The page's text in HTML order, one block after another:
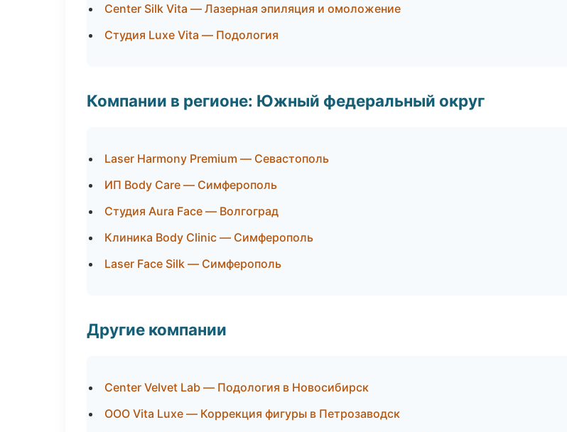
Center Silk Vita — Лазерная эпиляция и омоложение
Студия Luxe Vita — Подология
Компании в регионе: Южный федеральный округ
Laser Harmony Premium — Севастополь
ИП Body Care — Симферополь
Студия Aura Face — Волгоград
Клиника Body Clinic — Симферополь
Laser Face Silk — Симферополь
Другие компании
Center Velvet Lab — Подология в Новосибирск
ООО Vita Luxe — Коррекция фигуры в Петрозаводск